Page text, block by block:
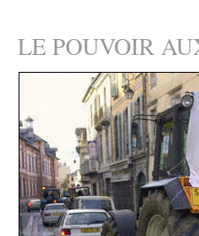
LE POUVOIR